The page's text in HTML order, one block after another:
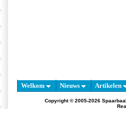
Welkom Nieuws Artikelen
Copyright © 2005-2026